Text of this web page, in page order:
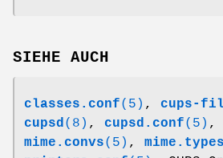
SIEHE AUCH
classes.conf(5) , cups-
cupsd(8) , cupsd.conf(5) ,
mime.convs(5) , mime.types